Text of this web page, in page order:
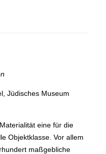
Jüdisches Museum
eine für die
Objektklasse. Vor allem
maßgebliche